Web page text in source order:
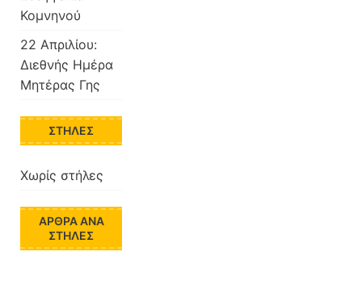
Κομνηνού
22 Απριλίου:
Διεθνής Ημέρα
Μητέρας Γης
ΣΤΉΛΕΣ
Χωρίς στήλες
ΆΡΘΡΑ ΑΝΆ
ΣΤΉΛΕΣ